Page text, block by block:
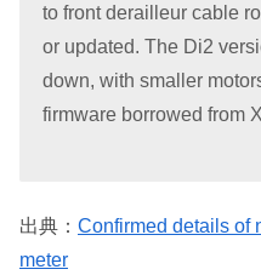
to front derailleur cable
or updated. The Di2
down, with smaller
firmware borrowed from
出典： Confirmed details of
meter